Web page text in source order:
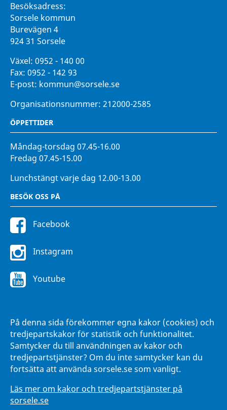
På denna sida förekommer egna kakor (cookies) och
tredjepartskakor för statistik och funktionalitet.
Samtycker du till användningen av kakor och
tredjepartstjänster? Om du inte samtycker kan du
fortsätta att använda sorsele.se som vanligt.
Läs mer om kakor och tredjepartstjänster på
sorsele.se
Besöksadress:
Sorsele kommun
Burevägen 4
924 31 Sorsele
Växel: 0952 - 140 00
Fax: 0952 - 142 93
E-post: kommun@sorsele.se
Organisationsnummer: 212000-2585
ÖPPETTIDER
Måndag-torsdag 07.45-16.00
Fredag 07.45-15.00
Lunchstängt varje dag 12.00-13.00
BESÖK OSS PÅ
Facebook
Instagram
Youtube
Intranätet Hänna